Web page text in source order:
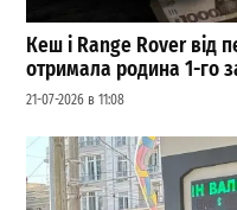
Кеш і Range Rover від
отримала родина 1-го
21-07-2026 в 11:08